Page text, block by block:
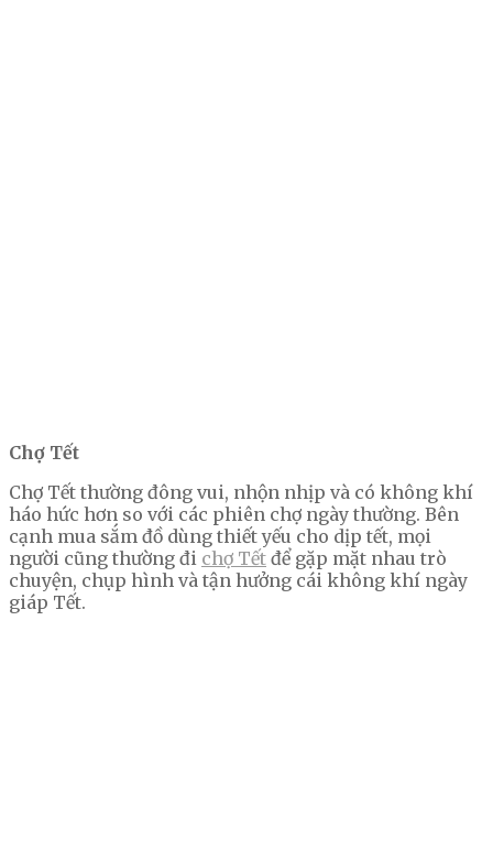
Chợ Tết
Chợ Tết thường đông vui, nhộn nhịp và có không khí
háo hức hơn so với các phiên chợ ngày thường. Bên
cạnh mua sắm đồ dùng thiết yếu cho dịp tết, mọi
người cũng thường đi chợ Tết để gặp mặt nhau trò
chuyện, chụp hình và tận hưởng cái không khí ngày
giáp Tết.